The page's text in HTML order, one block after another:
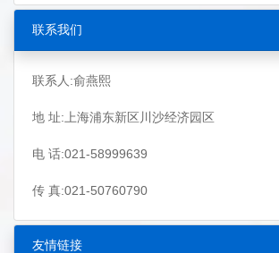
联系我们
联系人:俞燕熙
地 址:上海浦东新区川沙经济园区
电 话:021-58999639
传 真:021-50760790
友情链接